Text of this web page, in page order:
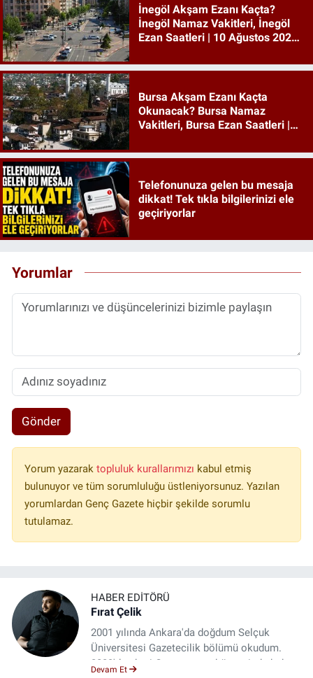
İnegöl Akşam Ezanı Kaçta?
İnegöl Namaz Vakitleri, İnegöl
Ezan Saatleri | 10 Ağustos 2026
Bursa Akşam Ezanı Kaçta
Okunacak? Bursa Namaz
Vakitleri, Bursa Ezan Saatleri |
Telefonunuza gelen bu mesaja
dikkat! Tek tıkla bilgilerinizi ele
geçiriyorlar
Yorumlar
Gönder
Yorum yazarak topluluk kurallarımızı kabul etmiş
bulunuyor ve tüm sorumluluğu üstleniyorsunuz. Yazılan
yorumlardan Genç Gazete hiçbir şekilde sorumlu
tutulamaz.
HABER EDITÖRÜ
Fırat Çelik
2001 yılında Ankara'da doğdum Selçuk
Üniversitesi Gazetecilik bölümü okudum.
2023'den beri Genç gazete bünyesinde haber
Devam Et